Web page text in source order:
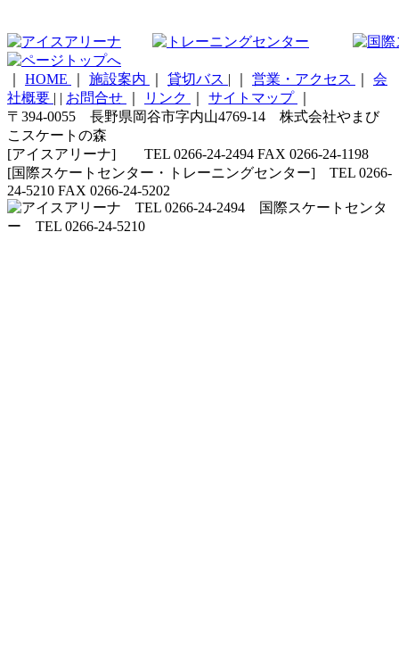
HOME 施設案内 貸切バス | 営業・アクセス
会
社概要 | | お問合せ リンク サイトマップ
〒394-0055 長野県岡谷市字内山4769-14 株式会社やまび
こスケートの森
[アイスアリーナ] TEL 0266-24-2494 FAX 0266-24-1198
[国際スケートセンター・トレーニングセンター] TEL 0266-
24-5210 FAX 0266-24-5202